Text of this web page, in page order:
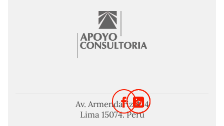
Av. Armendariz 424
Lima 15074. Perú